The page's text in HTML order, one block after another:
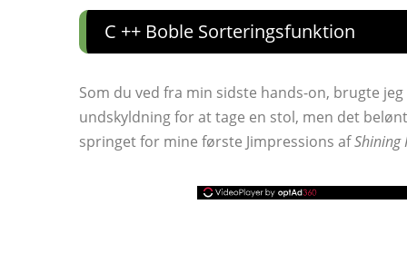
C ++ Boble Sorteringsfunktion
Som du ved fra min sidste hands-on, brugte
undskyldning for at tage en stol, men det
springet for mine første Jimpressions afShining